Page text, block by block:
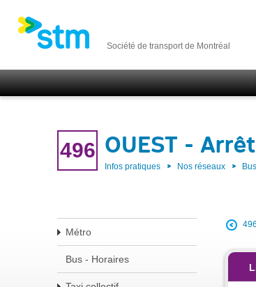
Société de transport de Montréal
496 OUEST -
Infos pratiques Nos réseaux
Métro
Bus - Horaires